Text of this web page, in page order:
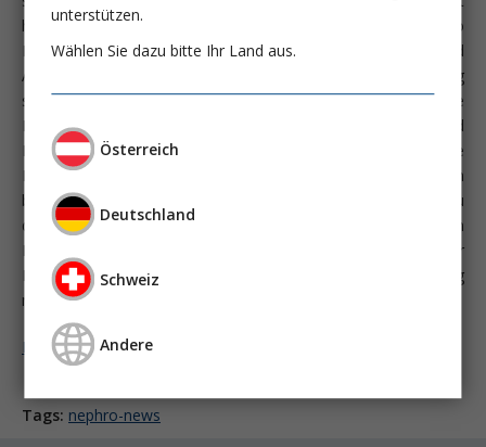
haben, zeigte uns die stark abnehmende Peritonitsrate pro
Patientenmonate. Gleichfalls sanken die Katheter-, Tunnel- und
Austrittsstellen-Infektionen bei unseren Patienten. Langfristig
sind derartige Erfolge nur zu erzielen, wenn eine tragfähige
Beziehung zwischen dem Pflegepersonal bzw. Arzt und
Patienten hergestellt werden kann, auf der die
Peritonealdialyse wie kaum ein anderes Therapieverfahren
beruht. Gründe für die positive Entwicklung waren neu
definierte und überarbeitete Strategien bei Schulungen von
Patienten und Mitarbeitern bzw. neue Vorgangsweisen bei der
Information des Patienten, sowie eine genaue Beschäftigung
mit der individuellen Situation des Patienten.
Melden Sie sich an um weiter zu lesen ...
Tags: nephro-news
unterstützen.
Wählen Sie dazu bitte Ihr Land aus.
Österreich
Deutschland
Schweiz
Andere